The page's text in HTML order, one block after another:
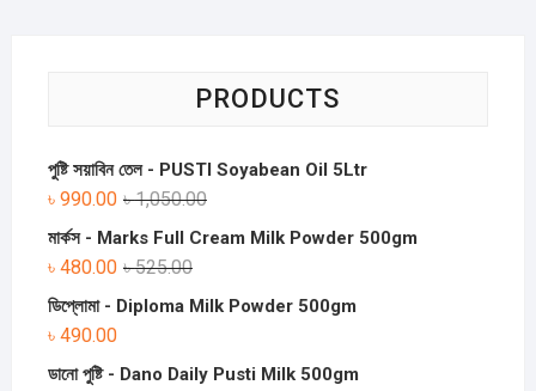
PRODUCTS
পুষ্টি সয়াবিন তেল - PUSTI Soyabean Oil 5Ltr
৳1,050.00
৳ 990.00
মার্কস - Marks Full Cream Milk Powder 500gm
৳525.00
৳ 480.00
ডিপ্লোমা - Diploma Milk Powder 500gm
৳ 490.00
ডানো পুষ্টি - Dano Daily Pusti Milk 500gm